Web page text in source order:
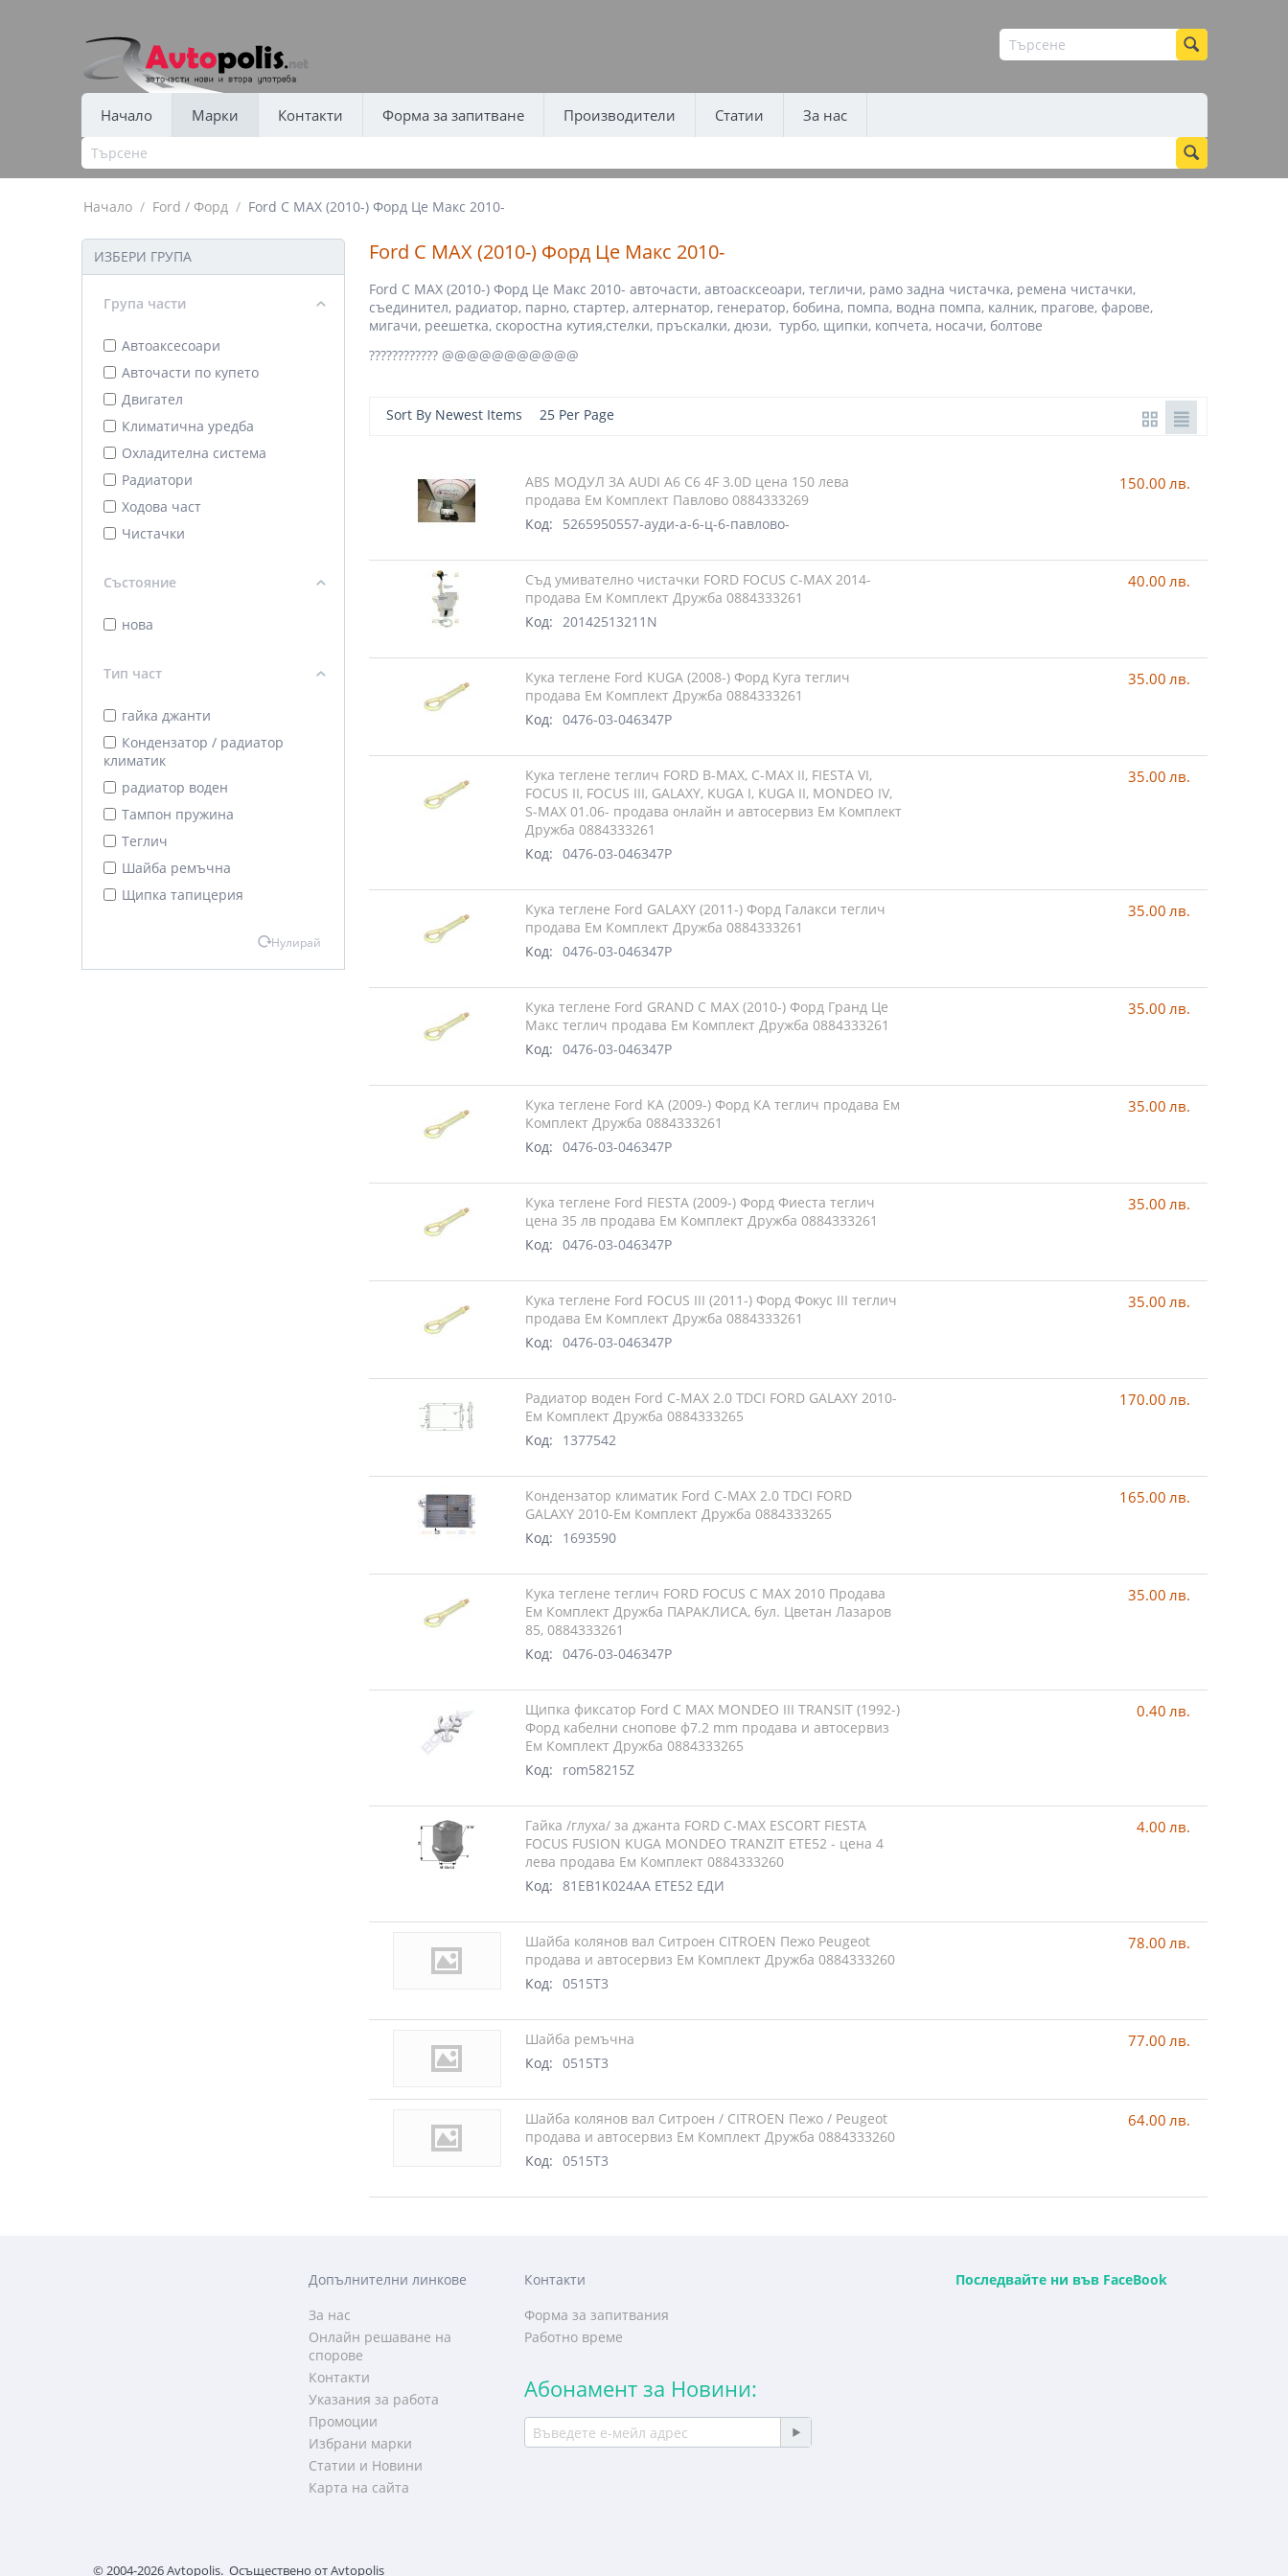
Начало Марки Контакти Форма за запитване Производители Статии За нас
Начало / Ford / Форд / Ford C MAX (2010-) Форд Це Макс 2010-
ИЗБЕРИ ГРУПА
Група части
Автоаксесоари
Авточасти по купето
Двигател
Климатична уредба
Охладителна система
Радиатори
Ходова част
Чистачки
Състояние
нова
Тип част
гайка джанти
Кондензатор / радиатор
климатик
радиатор воден
Тампон пружина
Теглич
Шайба ремъчна
Щипка тапицерия
Нулирай
Ford C MAX (2010-) Форд Це Макс 2010-
Ford C MAX (2010-) Форд Це Макс 2010- авточасти, автоасксеоари, тегличи, рамо задна чистачка, ремена чистачки,
съединител, радиатор, парно, стартер, алтернатор, генератор, бобина, помпа, водна помпа, калник, прагове, фарове,
мигачи, реешетка, скоростна кутия,стелки, пръскалки, дюзи, турбо, щипки, копчета, носачи, болтове
???????????? @@@@@@@@@@@
Sort By Newest Items 25 Per Page
ABS МОДУЛ ЗА AUDI A6 C6 4F 3.0D цена 150 лева
продава Ем Комплект Павлово 0884333269
Код:
5265950557-ауди-а-6-ц-6-павлово-
150.00 лв.
Съд умивателно чистачки FORD FOCUS C-MAX 2014-
продава Ем Комплект Дружба 0884333261
Код: 20142513211N
40.00 лв.
Кука теглене Ford KUGA (2008-) Форд Куга теглич
продава Ем Комплект Дружба 0884333261
Код: 0476-03-046347P
35.00 лв.
Кука теглене теглич FORD B-MAX, C-MAX II, FIESTA VI,
FOCUS II, FOCUS III, GALAXY, KUGA I, KUGA II, MONDEO IV,
S-MAX 01.06- продава онлайн и автосервиз Ем Комплект
Дружба 0884333261
Код: 0476-03-046347P
35.00 лв.
Кука теглене Ford GALAXY (2011-) Форд Галакси теглич
продава Ем Комплект Дружба 0884333261
Код: 0476-03-046347P
35.00 лв.
Кука теглене Ford GRAND C MAX (2010-) Форд Гранд Це
Макс теглич продава Ем Комплект Дружба 0884333261
Код: 0476-03-046347P
35.00 лв.
Кука теглене Ford KA (2009-) Форд КА теглич продава Ем
Комплект Дружба 0884333261
Код: 0476-03-046347P
35.00 лв.
Кука теглене Ford FIESTA (2009-) Форд Фиеста теглич
цена 35 лв продава Ем Комплект Дружба 0884333261
Код: 0476-03-046347P
35.00 лв.
Кука теглене Ford FOCUS III (2011-) Форд Фокус III теглич
продава Ем Комплект Дружба 0884333261
Код: 0476-03-046347P
35.00 лв.
Радиатор воден Ford C-MAX 2.0 TDCI FORD GALAXY 2010-
Ем Комплект Дружба 0884333265
Код:
1377542
170.00 лв.
Кондензатор климатик Ford C-MAX 2.0 TDCI FORD
GALAXY 2010-Ем Комплект Дружба 0884333265
Код:
1693590
165.00 лв.
Кука теглене теглич FORD FOCUS C MAX 2010 Продава
Ем Комплект Дружба ПАРАКЛИСА, бул. Цветан Лазаров
85, 0884333261
Код: 0476-03-046347P
35.00 лв.
Щипка фиксатор Ford C MAX MONDEO III TRANSIT (1992-)
Форд кабелни снопове ф7.2 mm продава и автосервиз
Ем Комплект Дружба 0884333265
Код:
rom58215Z
0.40 лв.
Гайка /глуха/ за джанта FORD C-MAX ESCORT FIESTA
FOCUS FUSION KUGA MONDEO TRANZIT ЕТЕ52 - цена 4
лева продава Ем Комплект 0884333260
Код: 81EB1K024AA ЕТЕ52 ЕДИ
4.00 лв.
Шайба колянов вал Ситроен CITROEN Пежо Peugeot
продава и автосервиз Ем Комплект Дружба 0884333260
Код: 0515T3
78.00 лв.
Шайба ремъчна
Код: 0515T3
77.00 лв.
Шайба колянов вал Ситроен / CITROEN Пежо / Peugeot
продава и автосервиз Ем Комплект Дружба 0884333260
Код: 0515T3
64.00 лв.
Допълнителни линкове
За нас
Онлайн решаване на
спорове
Контакти
Указания за работа
Промоции
Избрани марки
Статии и Новини
Карта на сайта
Контакти
Форма за запитвания
Работно време
Абонамент за Новини:
Последвайте ни във FaceBook
© 2004-2026 Avtopolis. Осъществено отAvtopolis